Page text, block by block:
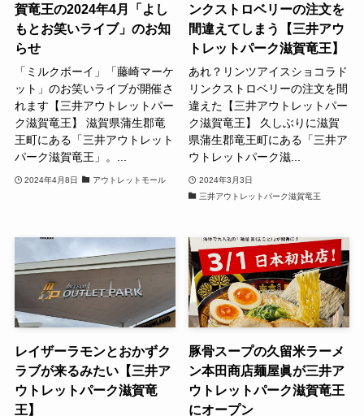
賀竜王の2024年4月「よし
もとお笑いライブ」のお知
らせ
「ミルクボーイ」「藤崎マーケ
ット」のお笑いライブが開催さ
れます【三井アウトレットパー
ク滋賀竜王】 滋賀県蒲生郡竜
王町にある「三井アウトレット
パーク滋賀竜王」。...
2024年4月8日 アウトレットモール
ンクストロベリーの注文を
間違えてしまう【三井アウ
トレットパーク滋賀竜王】
あれ？リンツアイスショコラド
リンクストロベリーの注文を間
違えた【三井アウトレットパー
ク滋賀竜王】 久しぶりに滋賀
県蒲生郡竜王町にある「三井ア
ウトレットパーク滋...
2024年3月3日
三井アウトレットパーク滋賀竜王
レイザーラモンとおかずク
ラブが来るみたい【三井ア
ウトレットパーク滋賀竜
王】
豚骨スープの久留米ラーメ
ン本田商店麺屋眞が三井ア
ウトレットパーク滋賀竜王
にオープン